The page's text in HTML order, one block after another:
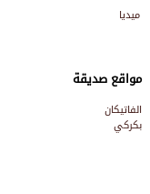
ميديا
مواقع صديقة
الفاتيكان
بكركي